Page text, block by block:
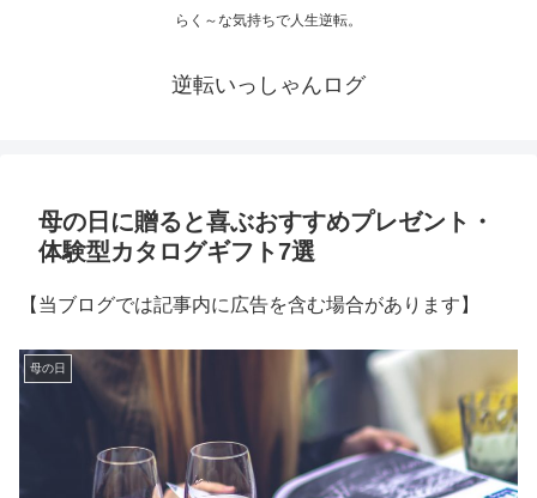
らく～な気持ちで人生逆転。
逆転いっしゃんログ
母の日に贈ると喜ぶおすすめプレゼント・
体験型カタログギフト7選
【当ブログでは記事内に広告を含む場合があります】
母の日